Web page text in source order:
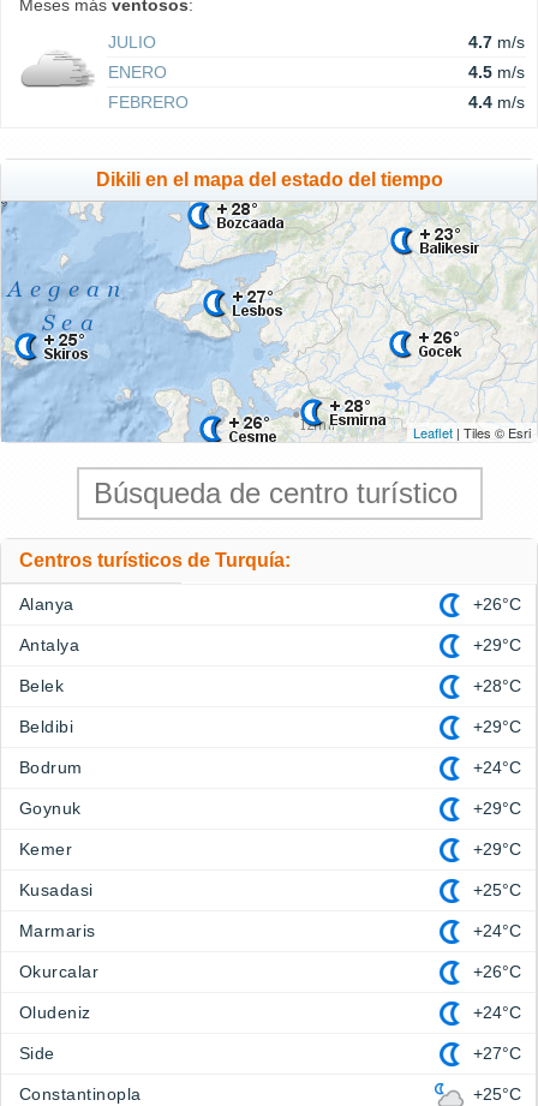
Meses más ventosos:
JULIO
4.7 m/s
ENERO
4.5 m/s
FEBRERO
4.4 m/s
Dikili en el mapa del estado del tiempo
Leaflet | Tiles © Esri
Centros turísticos de Turquía:
Alanya +26°C
Antalya +29°C
Belek +28°C
Beldibi +29°C
Bodrum +24°C
Goynuk +29°C
Kemer +29°C
Kusadasi +25°C
Marmaris +24°C
Okurcalar +26°C
Oludeniz +24°C
Side +27°C
Constantinopla +25°C